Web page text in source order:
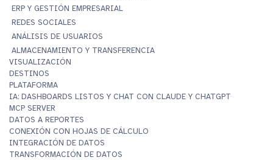
ERP Y GESTIÓN EMPRESARIAL
REDES SOCIALES
ANÁLISIS DE USUARIOS
ALMACENAMIENTO Y TRANSFERENCIA
VISUALIZACIÓN
DESTINOS
PLATAFORMA
IA: DASHBOARDS LISTOS Y CHAT CON CLAUDE Y CHATGPT
MCP SERVER
DATOS A REPORTES
CONEXIÓN CON HOJAS DE CÁLCULO
INTEGRACIÓN DE DATOS
TRANSFORMACIÓN DE DATOS